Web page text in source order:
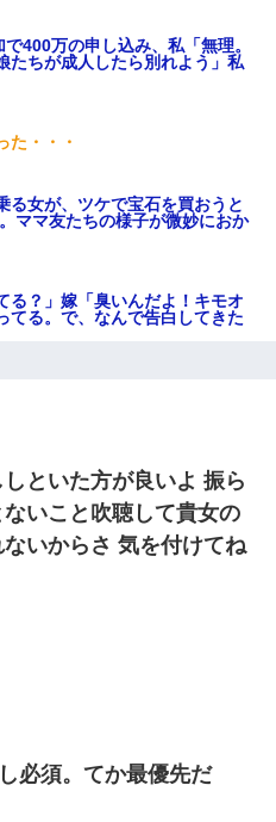
400万の申し込み、私「無理。
たちが成人したら別れよう」私
た・・・
る女が、ツケで宝石を買おうと
ママ友たちの様子が微妙におか
る？」嫁「臭いんだよ！キモオ
てる。で、なんで告白してきた
」裁判官「どうぞ」
、地獄に落ちる
ツカーが消えていた。警察『目
せん』→ 数時間後・・警察『××
の「白粉の匂い」が鼻につくも
日、友人奥「素敵なアンティ
といた方が良いよ 振ら
いこと吹聴して貴女の
いからさ 気を付けてね
必須。てか最優先だ